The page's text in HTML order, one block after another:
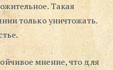
Такая
только уничтожать.
мнение, что для